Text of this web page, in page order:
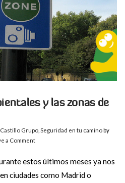
y las zonas de
Grupo, Seguridad en tu caminoby
a Comment
estos últimos meses ya nos
ciudades como Madrid o